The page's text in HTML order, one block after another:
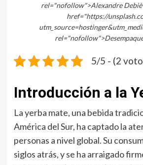
rel="nofollow">Alexandre
href="https://
5/5 - (2
Introducción a la
La yerba mate, una bebida
América del Sur, ha captado la
personas a nivel global. Su
siglos atrás, y se ha arraigado